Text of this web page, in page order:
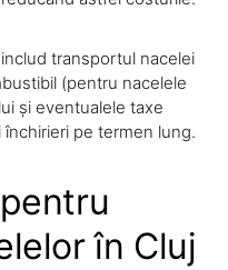
transportul nacelei
(pentru nacelele
și eventualele taxe
pe termen lung.
în Cluj